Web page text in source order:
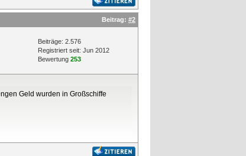
Beitrag: #2
Beiträge: 2.576
Registriert seit: Jun 2012
Bewertung 253
Geld wurden in Großschiffe